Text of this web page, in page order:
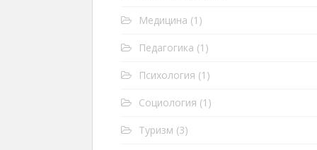
Медицина (1)
Педагогика (1)
Психология (1)
Социология (1)
Туризм (3)